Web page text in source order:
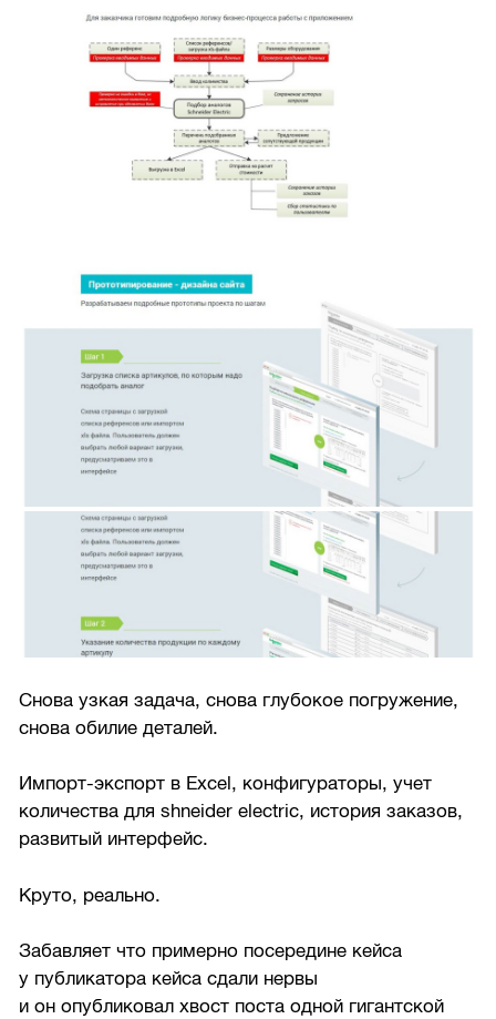
Снова узкая задача, снова глубокое погружение,
снова обилие деталей.
Импорт-экспорт в Excel, конфигураторы, учет
количества для shneider electric, история заказов,
развитый интерфейс.
Круто, реально.
Забавляет что примерно посередине кейса
у публикатора кейса сдали нервы
и он опубликовал хвост поста одной гигантской